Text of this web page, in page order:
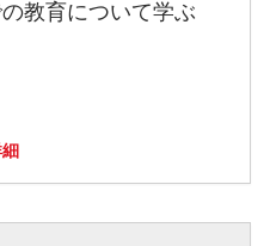
教育について学ぶ